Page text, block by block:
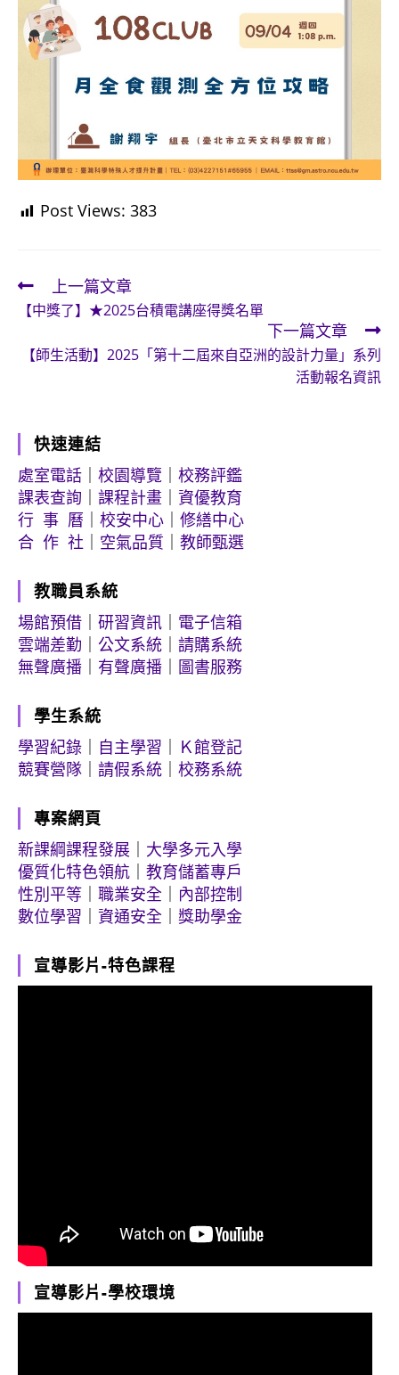
Post Views: 383
Read
more
articles
上一篇文章
【中獎了】★2025台積電講座得獎名單
下一篇文章
【師生活動】2025「第十二屆來自亞洲的設計力量」系列
活動報名資訊
快速連結
處室電話
校園導覽
校務評鑑
課表查詢
課程計畫
資優教育
行 事 曆
校安中心
修繕中心
合 作 社
空氣品質 教師甄選
教職員系統
場館預借
研習資訊
電子信箱
雲端差勤
公文系統
請購系統
無聲廣播
有聲廣播 圖書服務
學生系統
學習紀錄
自主學習
Ｋ館登記
競賽營隊
請假系統 校務系統
專案網頁
新課綱課程發展
大學多元入學
優質化特色領航
教育儲蓄專戶
性別平等
職業安全
內部控制
數位學習
資通安全 獎助學金
宣導影片-特色課程
宣導影片-學校環境